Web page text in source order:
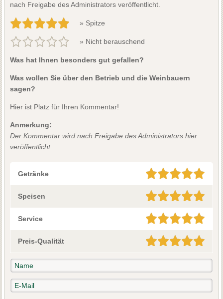
nach Freigabe des Administrators veröffentlicht.
» Spitze
» Nicht berauschend
Was hat Ihnen besonders gut gefallen?
Was wollen Sie über den Betrieb und die Weinbauern
sagen?
Hier ist Platz für Ihren Kommentar!
Anmerkung:
Der Kommentar wird nach Freigabe des Administrators hier
veröffentlicht.
Getränke
Speisen
Service
Preis-Qualität